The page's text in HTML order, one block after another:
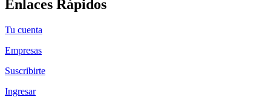
Enlaces Rápidos
Tu cuenta
Empresas
Suscribirte
Ingresar